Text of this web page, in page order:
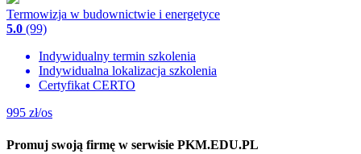
Termowizja w budownictwie i energetyce
5.0 (99)
Indywidualny termin szkolenia
Indywidualna lokalizacja szkolenia
Certyfikat CERTO
995 zł/os
Promuj swoją firmę w serwisie PKM.EDU.PL